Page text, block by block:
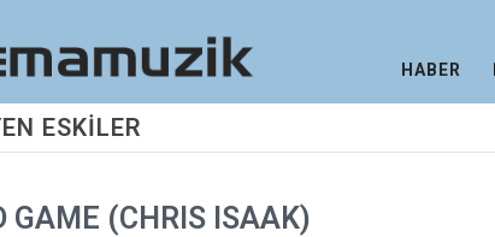
HABER
ESKİLER
GAME (CHRIS ISAAK)